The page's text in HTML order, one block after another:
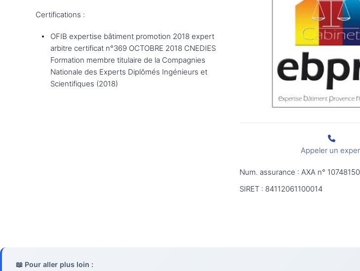
Certifications :
OFIB expertise bâtiment promotion 2018 expert
arbitre certificat n°369 OCTOBRE 2018 CNEDIES
Formation membre titulaire de la Compagnies
Nationale des Experts Diplômés Ingénieurs et
Scientifiques (2018)
Appeler un
Num. assurance : AXA n°
SIRET : 84112061100014
📖 Pour aller plus loin :